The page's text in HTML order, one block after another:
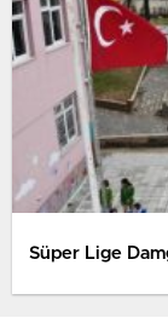
Süper Lige